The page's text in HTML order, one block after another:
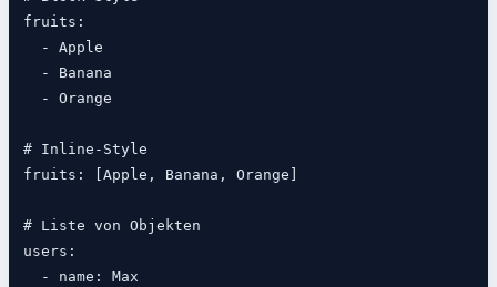
fruits:
  - Apple
  - Banana
  - Orange
# Inline-Style
fruits: [Apple, Banana, Orange]
# Liste von Objekten
users:
  - name: Max